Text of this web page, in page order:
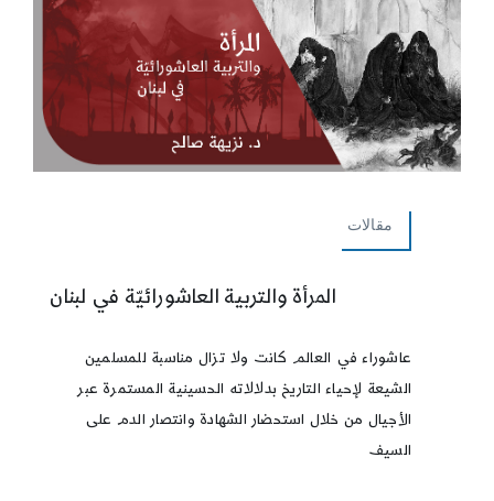
مقالات
المرأة والتربية العاشورائيّة في لبنان
عاشوراء في العالم كانت ولا تزال مناسبة للمسلمين
الشيعة لإحياء التاريخ بدلالاته الحسينية المستمرة عبر
الأجيال من خلال استحضار الشهادة وانتصار الدم على
السيف